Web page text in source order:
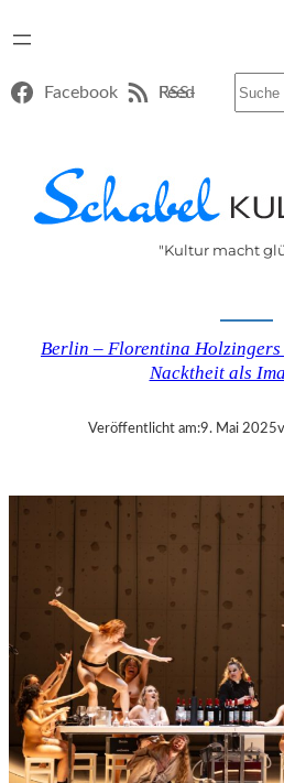
Facebook RSS-Feed
"Kultur macht
Berlin – Florentina
Nacktheit als
Veröffentlicht am:9. Mai 2025